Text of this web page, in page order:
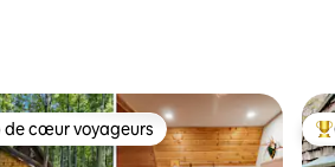
de cœur voyageurs
de cœur voyageurs